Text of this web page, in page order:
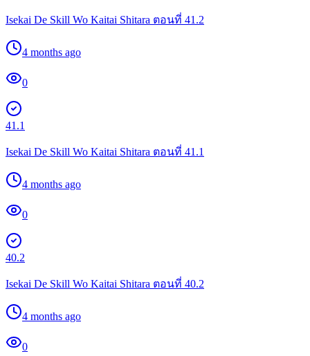
Isekai De Skill Wo Kaitai Shitara ตอนที่ 41.2
4 months ago
0
41.1
Isekai De Skill Wo Kaitai Shitara ตอนที่ 41.1
4 months ago
0
40.2
Isekai De Skill Wo Kaitai Shitara ตอนที่ 40.2
4 months ago
0